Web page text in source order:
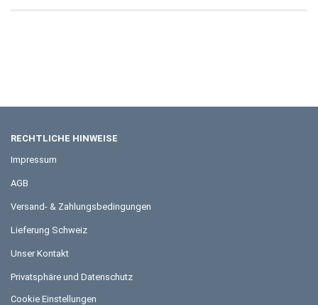
RECHTLICHE HINWEISE
Impressum
AGB
Versand- & Zahlungsbedingungen
Lieferung Schweiz
Unser Kontakt
Privatsphäre und Datenschutz
Cookie Einstellungen